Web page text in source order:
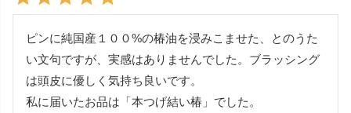
ピンに純国産１００%の椿油を浸みこませた、とのうた
い文句ですが、実感はありませんでした。ブラッシング
は頭皮に優しく気持ち良いです。
私に届いたお品は「本つげ結い椿」でした。